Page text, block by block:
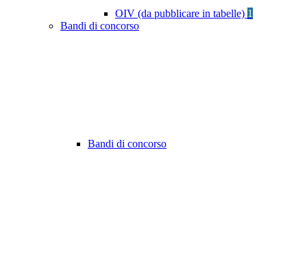
OIV (da pubblicare in tabelle) 1
Bandi di concorso
Bandi di concorso